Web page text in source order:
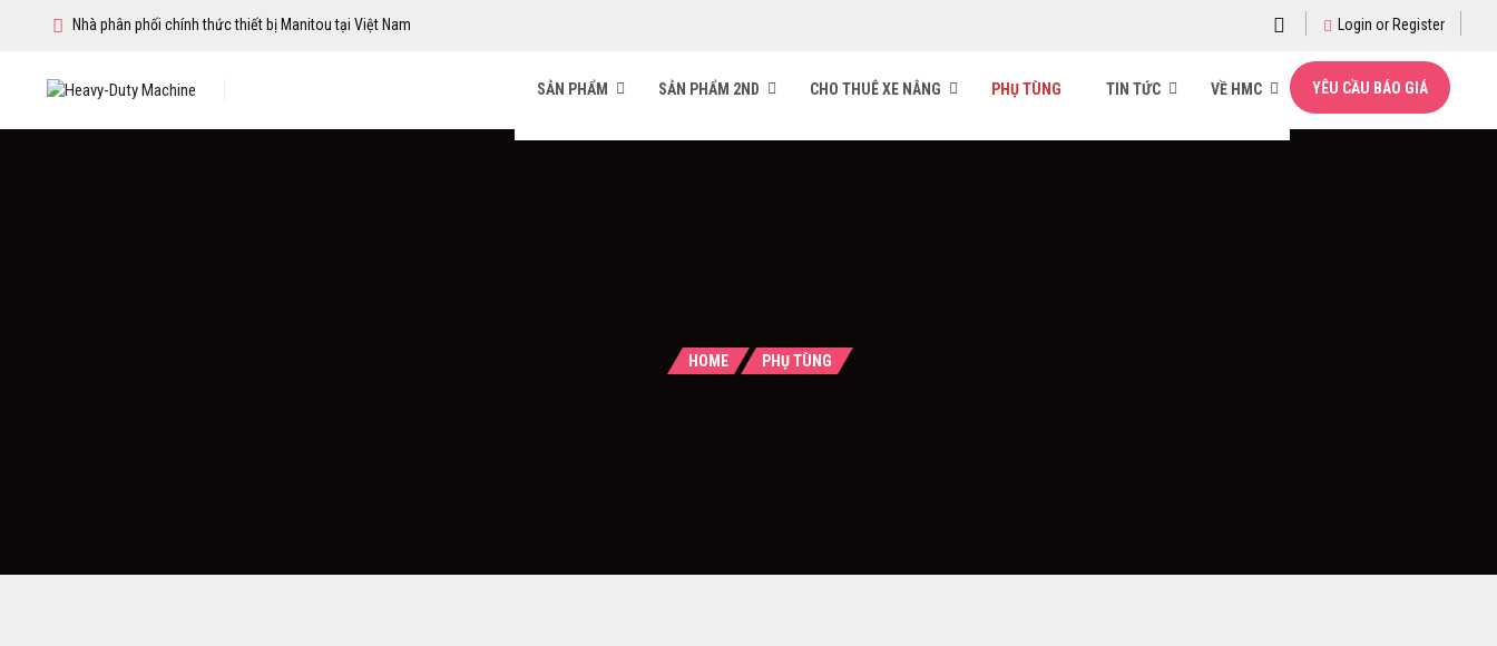
Nhà phân phối chính thức thiết bị Manitou tại Việt Nam Login or Register
SẢN PHẨM SẢN PHẨM 2ND CHO THUÊ XE NÂNG PHỤ TÙNG TIN TỨC VỀ HMC YÊU CẦU BÁO GIÁ
HOME PHỤ TÙNG